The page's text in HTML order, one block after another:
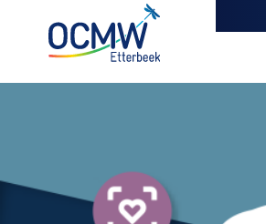
Overslaan en naar de inhoud gaan